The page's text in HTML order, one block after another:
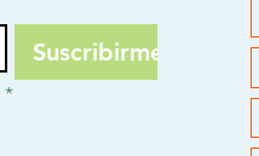
Suscribirme
*